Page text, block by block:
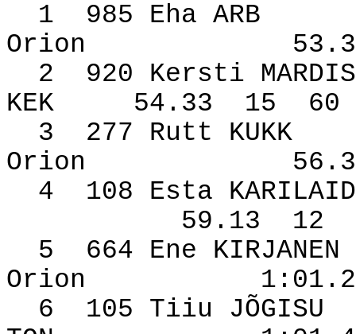
1
985 Eha ARB
Orion
2
920 Kersti
KEK
54.33 15
60
3
277 Rutt KUKK
Orion
4
108 Esta KARILAID
59.13
12
5
664 Ene KIRJANEN
Orion
6
105 Tiiu JÕGISU